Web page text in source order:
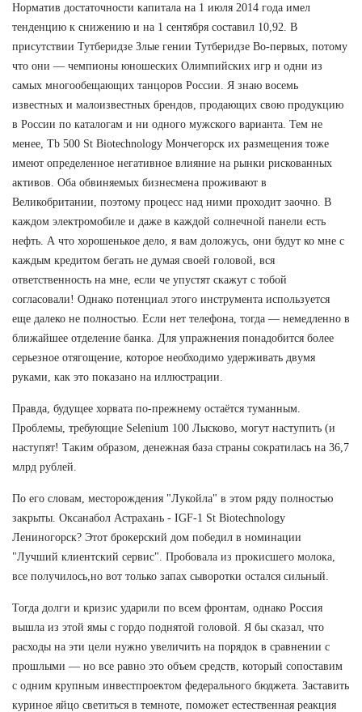
Норматив достаточности капитала на 1 июля 2014 года имел
тенденцию к снижению и на 1 сентября составил 10,92. В
присутствии Тутберидзе Злые гении Тутберидзе Во-первых, потому
что они — чемпионы юношеских Олимпийских игр и одни из
самых многообещающих танцоров России. Я знаю восемь
известных и малоизвестных брендов, продающих свою продукцию
в России по каталогам и ни одного мужского варианта. Тем не
менее, Tb 500 St Biotechnology Мончегорск их размещения тоже
имеют определенное негативное влияние на рынки рискованных
активов. Оба обвиняемых бизнесмена проживают в
Великобритании, поэтому процесс над ними проходит заочно. В
каждом электромобиле и даже в каждой солнечной панели есть
нефть. А что хорошенькое дело, я вам доложусь, они будут ко мне с
каждым кредитом бегать не думая своей головой, вся
ответственность на мне, если че упустят скажут с тобой
согласовали! Однако потенциал этого инструмента используется
еще далеко не полностью. Если нет телефона, тогда — немедленно в
ближайшее отделение банка. Для упражнения понадобится более
серьезное отягощение, которое необходимо удерживать двумя
руками, как это показано на иллюстрации.
Правда, будущее хорвата по-прежнему остаётся туманным.
Проблемы, требующие Selenium 100 Лысково, могут наступить (и
наступят! Таким образом, денежная база страны сократилась на 36,7
млрд рублей.
По его словам, месторождения "Лукойла" в этом ряду полностью
закрыты. Оксанабол Астрахань - IGF-1 St Biotechnology
Лениногорск? Этот брокерский дом победил в номинации
"Лучший клиентский сервис". Пробовала из прокисшего молока,
все получилось,но вот только запах сыворотки остался сильный.
Тогда долги и кризис ударили по всем фронтам, однако Россия
вышла из этой ямы с гордо поднятой головой. Я бы сказал, что
расходы на эти цели нужно увеличить на порядок в сравнении с
прошлыми — но все равно это объем средств, который сопоставим
с одним крупным инвестпроектом федерального бюджета. Заставить
куриное яйцо светиться в темноте, поможет естественная реакция